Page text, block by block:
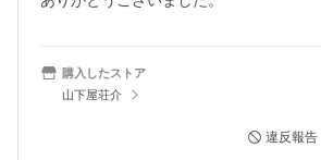
購入したストア
山下屋荘介
違反報告